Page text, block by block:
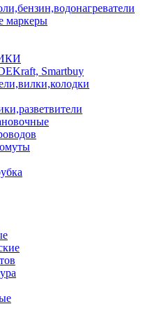
маркеры
Smartbuy